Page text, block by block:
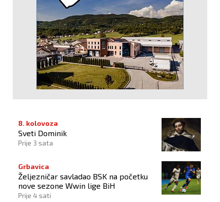
8. kolovoza
Sveti Dominik
Prije 3 sata
Grbavica
Željezničar savladao BSK na početku
nove sezone Wwin lige BiH
Prije 4 sati